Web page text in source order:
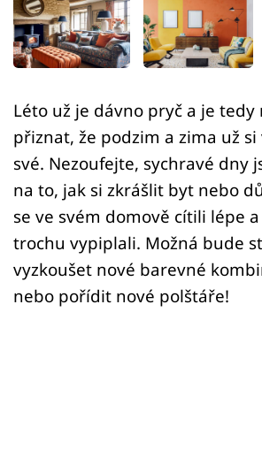
Léto už je dávno pryč a je tedy
přiznat, že podzim a zima už si
své. Nezoufejte, sychravé dny
na to, jak si zkrášlit byt nebo
se ve svém domově cítili lépe
trochu vypiplali. Možná bude
vyzkoušet nové barevné
nebo pořídit nové polštáře!